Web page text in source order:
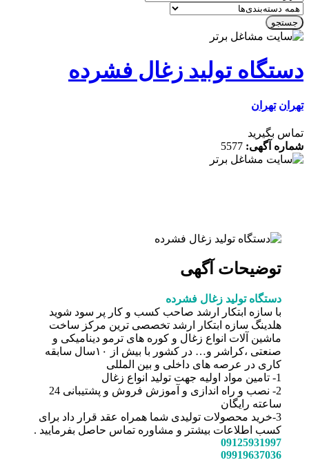
تولید زغال فشرده
تهران
بگیرید
آگهی:5577
توضیحات آگهی
دستگاه تولید زغال فشرده
با سازه ابتکار ارشد صاحب کسب و کار پر سود شوید
هلدینگ سازه ابتکار ارشد تخصصى ترين مركز ساخت
ماشين آلات انواع زغال و کوره های ترمو دینامیکی و
صنعتی ،کراشر و… در كشور با بيش از ۱۰سال سابقه
كارى در عرصه هاى داخلى و بين المللى
2- نصب و راه اندازی و آموزش فروش و پشتیبانی 24
ساعته رایگان
3-خرید محصولات تولیدی شما همراه عقد قرار داد برای
کسب اطلاعات بیشتر و مشاوره تماس حاصل بفرمایید .
09125931997
09919637036